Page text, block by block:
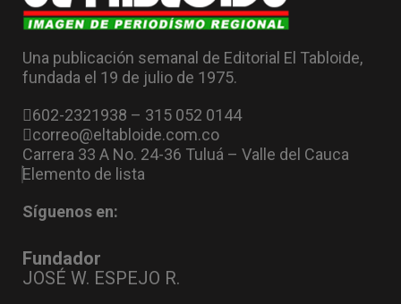
Una publicación semanal de Editorial El Tabloide,
fundada el 19 de julio de 1975.
602-2321938 – 315 052 0144
correo@eltabloide.com.co
Carrera 33 A No. 24-36 Tuluá – Valle del Cauca
Elemento de lista
Síguenos en:
Fundador
JOSÉ W. ESPEJO R.